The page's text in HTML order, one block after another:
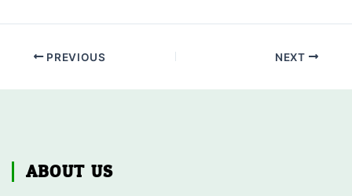
PREVIOUS NEXT
ABOUT US